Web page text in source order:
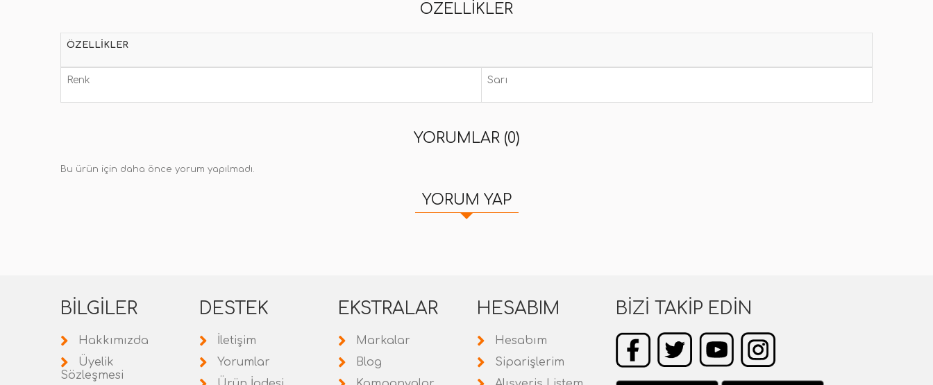
ÖZELLIKLER
ÖZELLIKLER
Renk Sarı
YORUMLAR (0)
Bu ürün için daha önce yorum yapılmadı.
YORUM YAP
BILGILER
Hakkımızda
Üyelik
Sözleşmesi
DESTEK
İletişim
Yorumlar
EKSTRALAR
Markalar
Blog
HESABIM
Hesabım
Siparişlerim
BIZI TAKIP EDIN